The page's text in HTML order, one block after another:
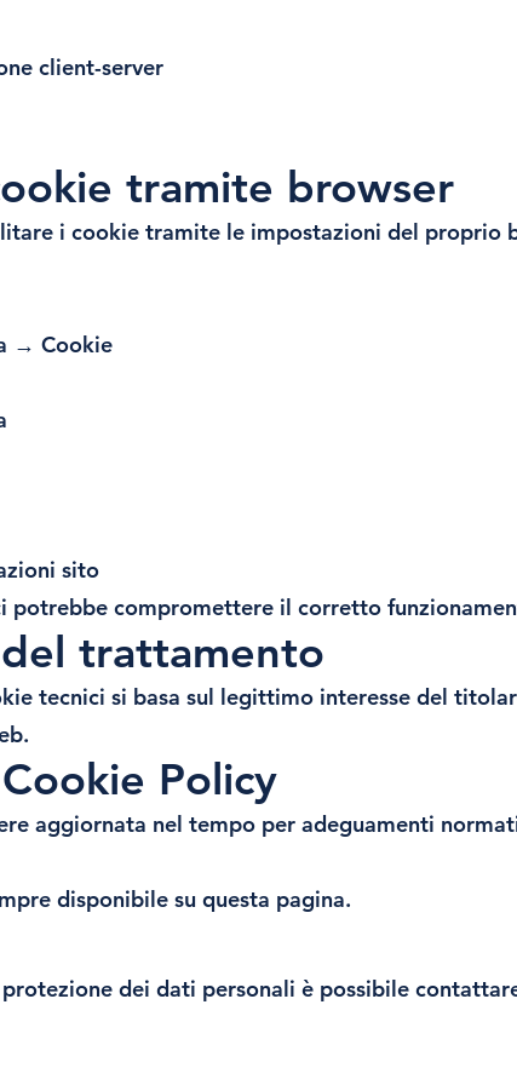
client-server
tramite browser
i cookie tramite le impostazioni del proprio
→ Cookie
sito
potrebbe compromettere il corretto
trattamento
tecnici si basa sul legittimo interesse del
Policy
aggiornata nel tempo per adeguamenti
disponibile su questa pagina.
dei dati personali è possibile